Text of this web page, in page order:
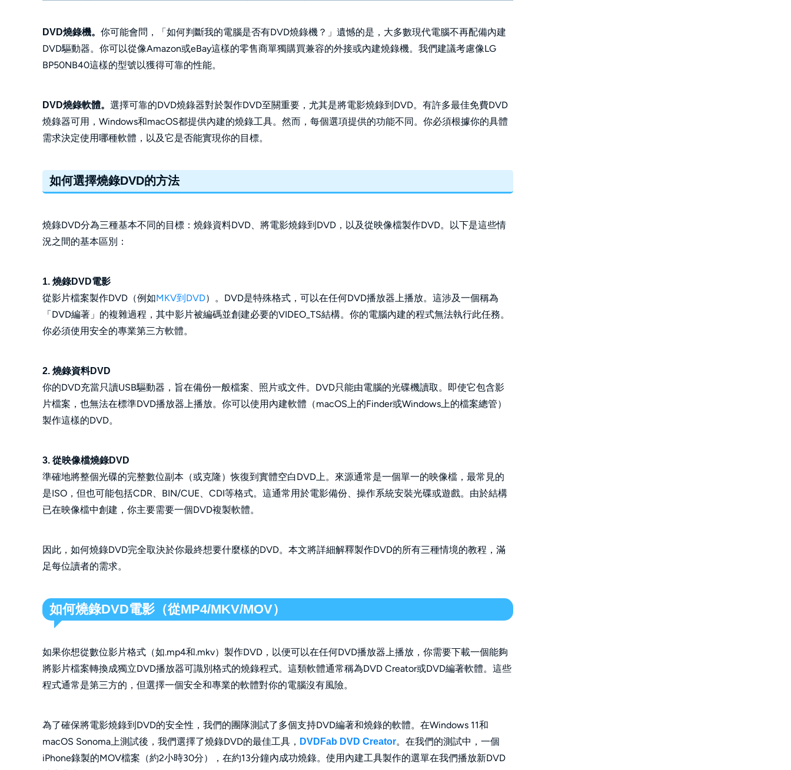
DVD燒錄機。 你可能會問，「如何判斷我的電腦是否有DVD燒錄機？」遺憾的是，大多數現代電腦不再配備內建
DVD驅動器。你可以從像Amazon或eBay這樣的零售商單獨購買兼容的外接或內建燒錄機。我們建議考慮像LG
BP50NB40這樣的型號以獲得可靠的性能。
DVD燒錄軟體。 選擇可靠的DVD燒錄器對於製作DVD至關重要，尤其是將電影燒錄到DVD。有許多最佳免費DVD
燒錄器可用，Windows和macOS都提供內建的燒錄工具。然而，每個選項提供的功能不同。你必須根據你的具體
需求決定使用哪種軟體，以及它是否能實現你的目標。
如何選擇燒錄DVD的方法
燒錄DVD分為三種基本不同的目標：燒錄資料DVD、將電影燒錄到DVD，以及從映像檔製作DVD。以下是這些情
況之間的基本區別：
1. 燒錄DVD電影
從影片檔案製作DVD（例如MKV到DVD）。DVD是特殊格式，可以在任何DVD播放器上播放。這涉及一個稱為
「DVD編著」的複雜過程，其中影片被編碼並創建必要的VIDEO_TS結構。你的電腦內建的程式無法執行此任務。
你必須使用安全的專業第三方軟體。
2. 燒錄資料DVD
你的DVD充當只讀USB驅動器，旨在備份一般檔案、照片或文件。DVD只能由電腦的光碟機讀取。即使它包含影
片檔案，也無法在標準DVD播放器上播放。你可以使用內建軟體（macOS上的Finder或Windows上的檔案總管）
製作這樣的DVD。
3. 從映像檔燒錄DVD
準確地將整個光碟的完整數位副本（或克隆）恢復到實體空白DVD上。來源通常是一個單一的映像檔，最常見的
是ISO，但也可能包括CDR、BIN/CUE、CDI等格式。這通常用於電影備份、操作系統安裝光碟或遊戲。由於結構
已在映像檔中創建，你主要需要一個DVD複製軟體。
因此，如何燒錄DVD完全取決於你最終想要什麼樣的DVD。本文將詳細解釋製作DVD的所有三種情境的教程，滿
足每位讀者的需求。
如何燒錄DVD電影（從MP4/MKV/MOV）
如果你想從數位影片格式（如.mp4和.mkv）製作DVD，以便可以在任何DVD播放器上播放，你需要下載一個能夠
將影片檔案轉換成獨立DVD播放器可識別格式的燒錄程式。這類軟體通常稱為DVD Creator或DVD編著軟體。這些
程式通常是第三方的，但選擇一個安全和專業的軟體對你的電腦沒有風險。
為了確保將電影燒錄到DVD的安全性，我們的團隊測試了多個支持DVD編著和燒錄的軟體。在Windows 11和
macOS Sonoma上測試後，我們選擇了燒錄DVD的最佳工具， DVDFab DVD Creator。在我們的測試中，一個
iPhone錄製的MOV檔案（約2小時30分），在約13分鐘內成功燒錄。使用內建工具製作的選單在我們播放新DVD